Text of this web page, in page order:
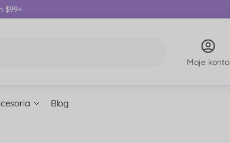
$99+
Moje konto
Blog